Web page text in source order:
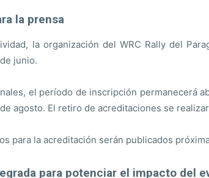
la prensa
la organización del WRC Rally del
junio.
el período de inscripción permanecerá
agosto. El retiro de acreditaciones se
para la acreditación serán publicados
para potenciar el impacto del